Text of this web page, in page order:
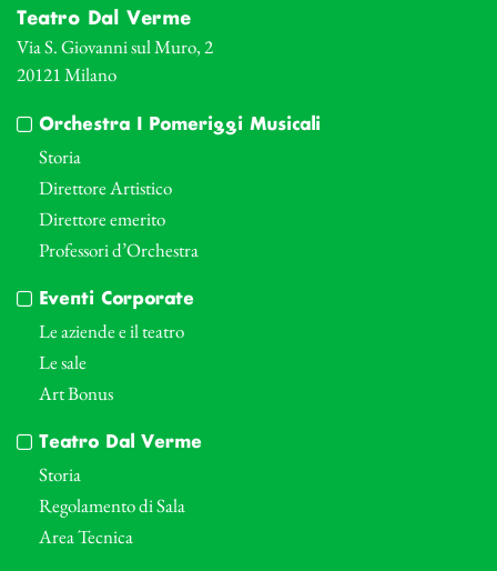
Teatro Dal Verme
Via S. Giovanni sul Muro, 2
20121 Milano
Orchestra I Pomeriggi Musicali
Storia
Direttore Artistico
Direttore emerito
Professori d’Orchestra
Eventi Corporate
Le aziende e il teatro
Le sale
Art Bonus
Teatro Dal Verme
Storia
Regolamento di Sala
Area Tecnica